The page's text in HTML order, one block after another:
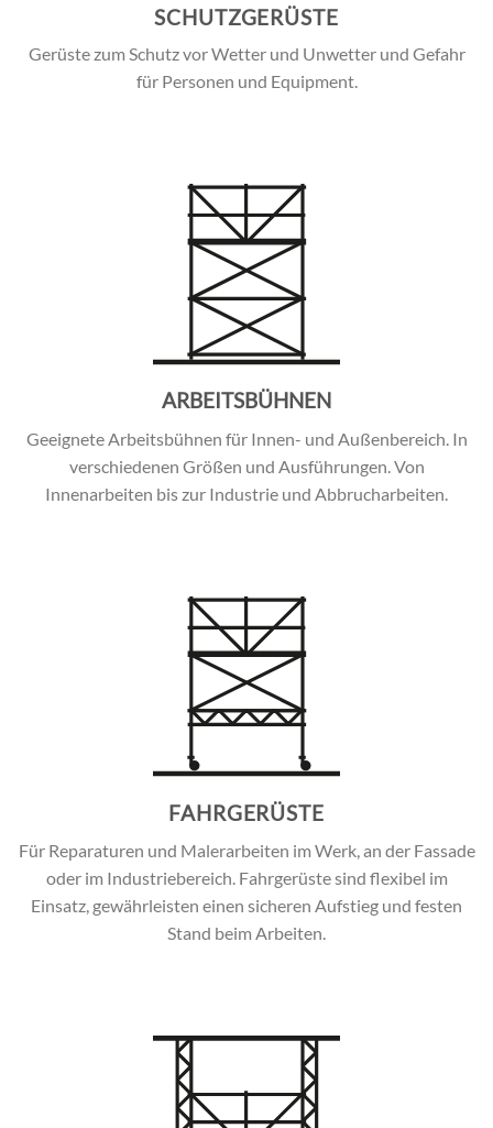
SCHUTZGERÜSTE
Gerüste zum Schutz vor Wetter und Unwetter und Gefahr
für Personen und Equipment.
ARBEITSBÜHNEN
Geeignete Arbeitsbühnen für Innen- und Außenbereich. In
verschiedenen Größen und Ausführungen. Von
Innenarbeiten bis zur Industrie und Abbrucharbeiten.
FAHRGERÜSTE
Für Reparaturen und Malerarbeiten im Werk, an der Fassade
oder im Industriebereich. Fahrgerüste sind flexibel im
Einsatz, gewährleisten einen sicheren Aufstieg und festen
Stand beim Arbeiten.